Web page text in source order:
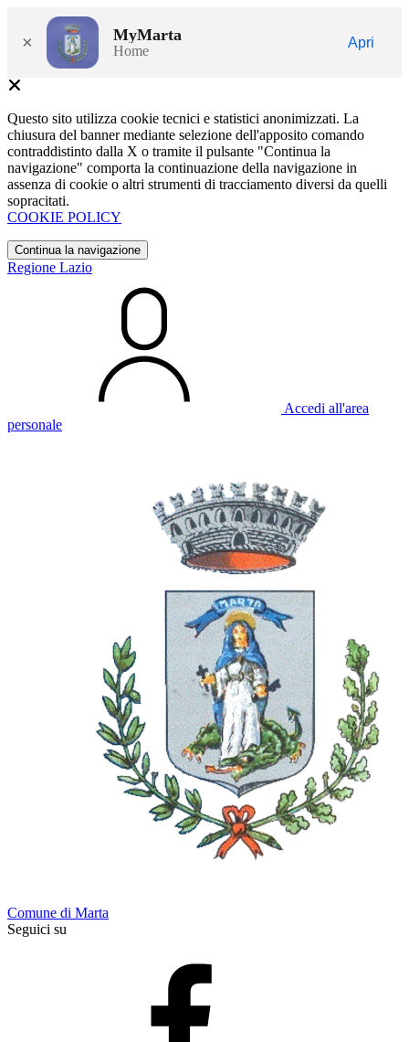
× MyMarta
Home
Apri
Questo sito utilizza cookie tecnici e statistici anonimizzati. La
chiusura del banner mediante selezione dell'apposito comando
contraddistinto dalla X o tramite il pulsante "Continua la
navigazione" comporta la continuazione della navigazione in
assenza di cookie o altri strumenti di tracciamento diversi da quelli
sopracitati.
COOKIE POLICY
Continua la navigazione
Regione Lazio
Accedi all'area
personale
Comune di Marta
Seguici su